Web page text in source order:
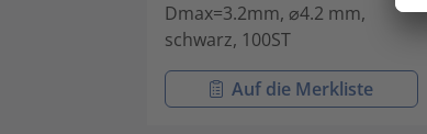
Dmax=3.2mm, ⌀4.2 mm,
schwarz, 100ST
Auf die Merkliste